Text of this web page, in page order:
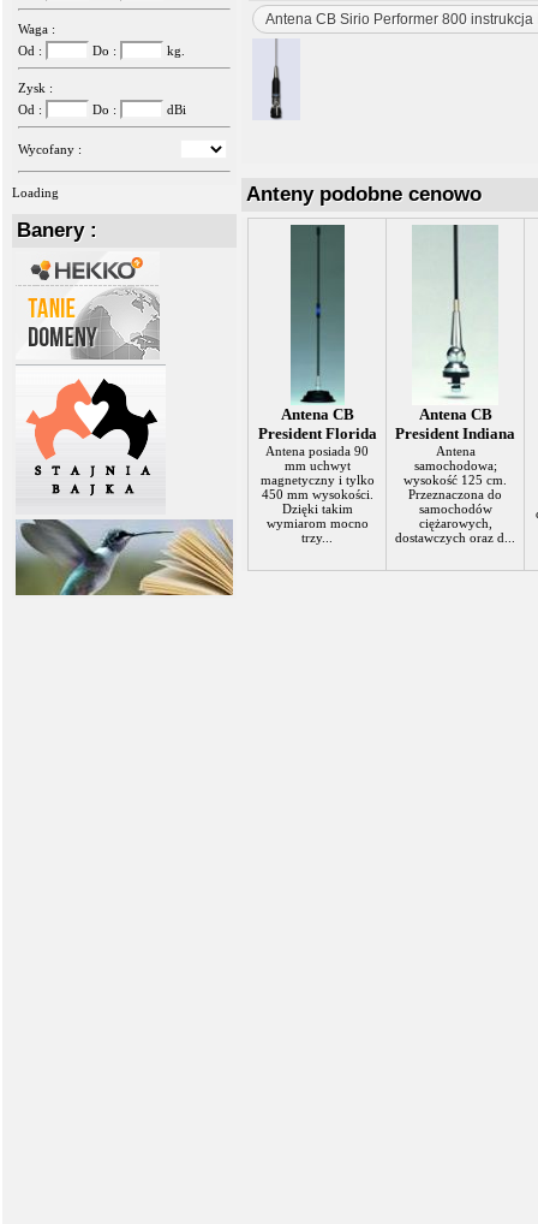
Waga :
Od :
Do : kg.
Zysk :
Od :
Do : dBi
Wycofany :
Loading
Banery :
Antena CB Sirio Performer 800 instrukcja
Anteny podobne cenowo
Antena CB
President Florida
Antena posiada 90
mm uchwyt
magnetyczny i tylko
450 mm wysokości.
Dzięki takim
wymiarom mocno
trzy...
Antena CB
President Indiana
Antena
samochodowa;
wysokość 125 cm.
Przeznaczona do
samochodów
ciężarowych,
dostawczych oraz d...